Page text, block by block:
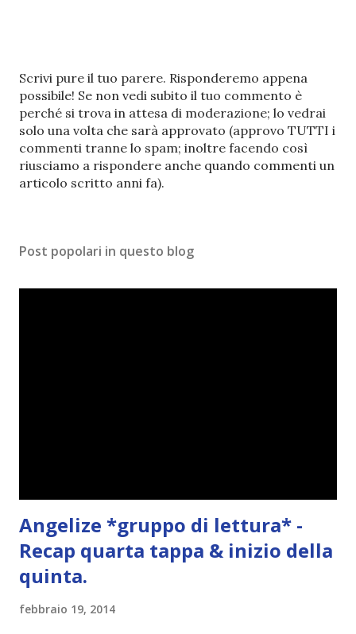
P
o
s
t
a
u
n
m
n
Scrivi pure il tuo parere. Risponderemo appena
possibile! Se non vedi subito il tuo commento è
perché si trova in attesa di moderazione; lo vedrai
solo una volta che sarà approvato (approvo TUTTI i
commenti tranne lo spam; inoltre facendo così
riusciamo a rispondere anche quando commenti un
articolo scritto anni fa).
Post popolari in questo blog
Angelize *gruppo di lettura* -
Recap quarta tappa & inizio della
quinta.
febbraio 19, 2014